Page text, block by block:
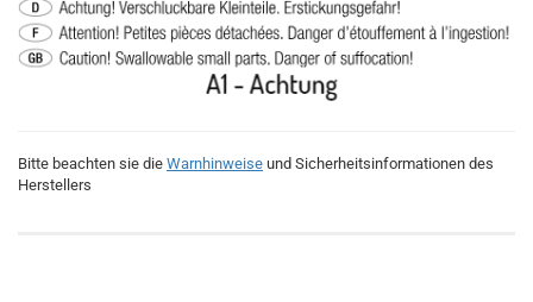
Bitte beachten sie die Warnhinweise und Sicherheitsinformationen des
Herstellers